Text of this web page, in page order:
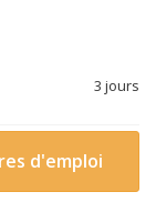
3 jours
d'emploi